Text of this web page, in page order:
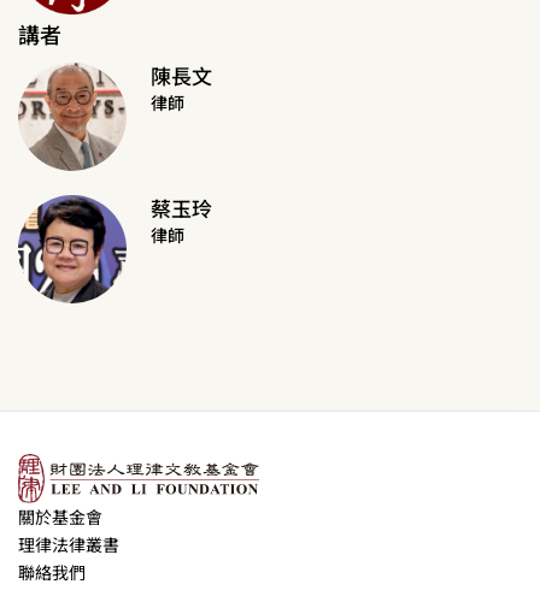
講者
陳長文
律師
蔡玉玲
律師
關於基金會
理律法律叢書
聯絡我們